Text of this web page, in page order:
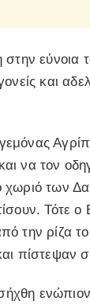
και
να τον
των
Τότε
την ρίζα
πίστεψαν